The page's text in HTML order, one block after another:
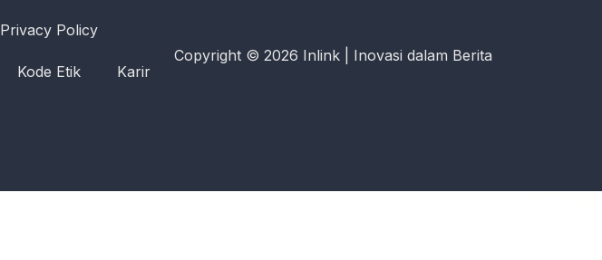
Privacy Policy
Kode Etik Karir
Copyright © 2026 Inlink | Inovasi dalam Berita